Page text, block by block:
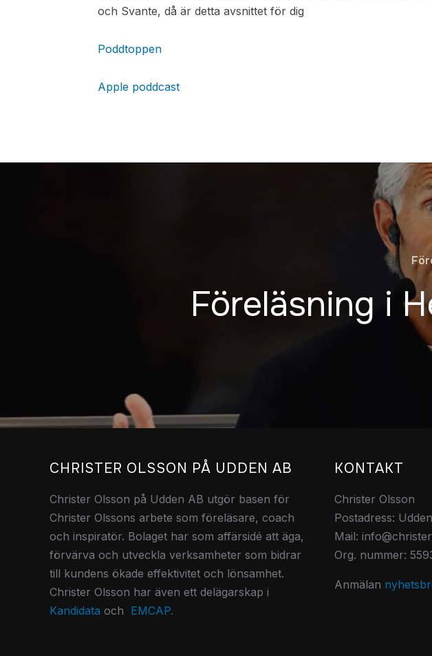
och Svante, då är detta avsnittet för dig
Poddtoppen
Apple poddcast
Föreläsning i
CHRISTER OLSSON PÅ UDDEN AB
Christer Olsson på Udden AB utgör basen för
Christer Olssons arbete som föreläsare, coach
och inspiratör. Bolaget har som affärsidé att äga,
förvärva och utveckla verksamheter som bidrar
till kundens ökade effektivitet och lönsamhet.
Christer Olsson har även ett delägarskap i
Kandidata och EMCAP.
KONTAKT
Christer Olsson
Postadress:
Mail:
Org. nummer:
Anmälan